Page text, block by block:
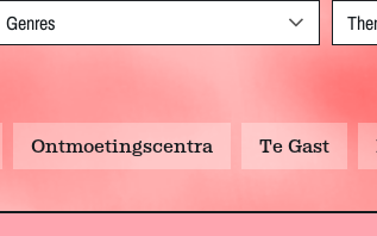
Genres
Ontmoetingscentra Te Gast